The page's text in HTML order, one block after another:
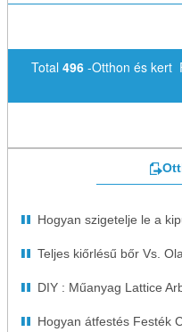
Total 496-Otthon és kert
Teljes kiőrlésű bőr Vs.
DIY : Műanyag Lattice
Hogyan átfestés Festék